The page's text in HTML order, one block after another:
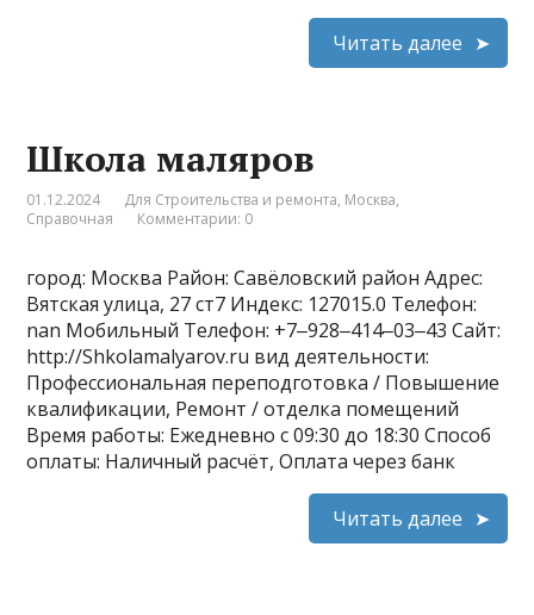
Читать далее
Школа маляров
01.12.2024 Для Строительства и ремонта, Москва,
Справочная
Комментарии: 0
город: Москва Район: Савёловский район Адрес:
Вятская улица, 27 ст7 Индекс: 127015.0 Телефон:
nan Мобильный Телефон: +7‒928‒414‒03‒43 Сайт:
http://Shkolamalyarov.ru вид деятельности:
Профессиональная переподготовка / Повышение
квалификации, Ремонт / отделка помещений
Время работы: Ежедневно с 09:30 до 18:30 Способ
оплаты: Наличный расчёт, Оплата через банк
Читать далее